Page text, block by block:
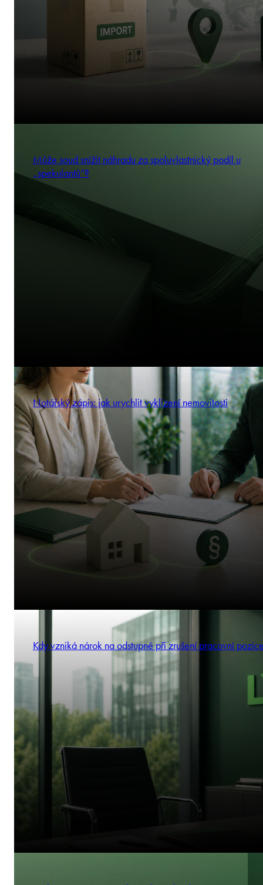
Může soud snížit náhradu za spoluvlastnický podíl u
„spekulantů“?
Notářský zápis: jak urychlit vyklizení nemovitosti
Kdy vzniká nárok na odstupné při zrušení pracovní